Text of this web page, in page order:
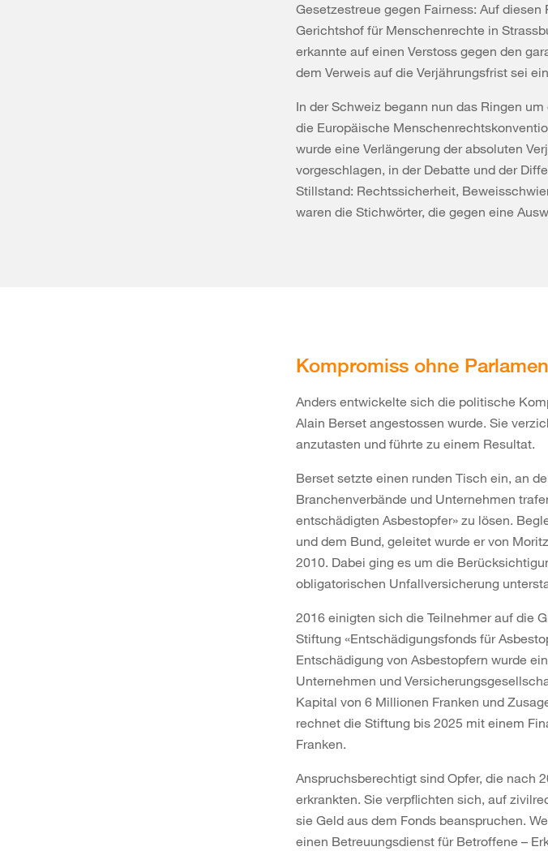
Gesetzestreue gegen Fairness: Auf
Gerichtshof für Menschenrechte in
erkannte auf einen Verstoss gegen den
dem Verweis auf die Verjährungsfrist sei
In der Schweiz begann nun das Ringen
die Europäische
wurde eine Verlängerung der absoluten
vorgeschlagen, in der Debatte und der
Stillstand: Rechtssicherheit,
waren die Stichwörter, die gegen eine
Kompromiss ohne
Anders entwickelte sich die politische
Alain Berset angestossen wurde. Sie
anzutasten und führte zu einem Resultat.
Berset setzte einen runden Tisch ein, an
Branchenverbände und Unternehmen
entschädigten Asbestopfer» zu lösen.
und dem Bund, geleitet wurde er von
2010. Dabei ging es um die
obligatorischen Unfallversicherung
2016 einigten sich die Teilnehmer auf die
Stiftung «Entschädigungsfonds für
Entschädigung von Asbestopfern wurde
Unternehmen und
Kapital von 6 Millionen Franken und
rechnet die Stiftung bis 2025 mit einem
Franken.
Anspruchsberechtigt sind Opfer, die nach
erkrankten. Sie verpflichten sich, auf
sie Geld aus dem Fonds beanspruchen.
einen Betreuungsdienst für Betroffene –